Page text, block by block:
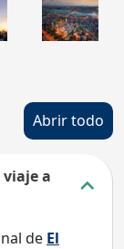
Abrir todo
viaje a
de El